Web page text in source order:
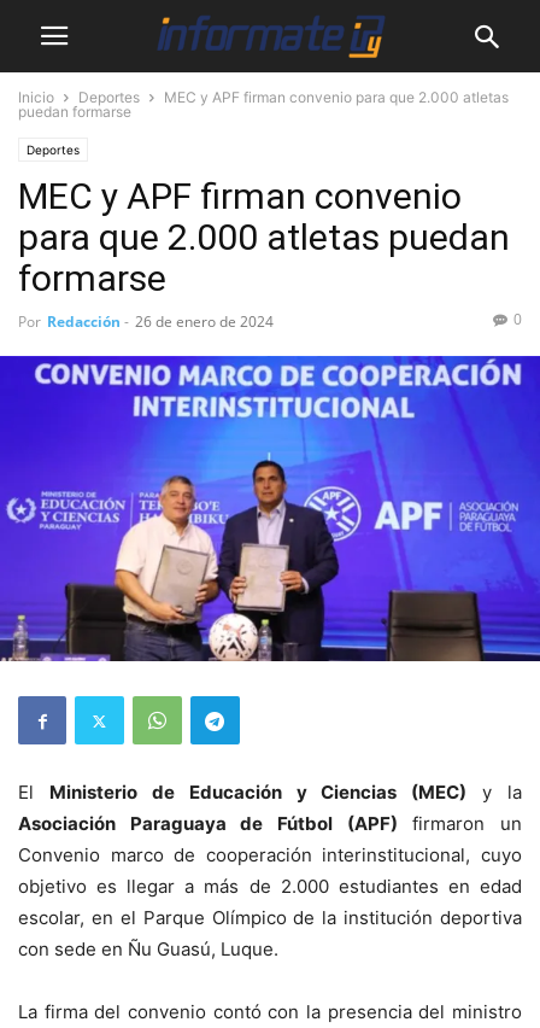
Inicio Deportes
MEC y APF firman convenio para que 2.000 atletas
puedan formarse
Deportes
MEC y APF firman convenio
para que 2.000 atletas puedan
formarse
Por Redacción - 26 de enero de 2024 0
El Ministerio de Educación y Ciencias (MEC) y la
Asociación Paraguaya de Fútbol (APF) firmaron un
Convenio marco de cooperación interinstitucional, cuyo
objetivo es llegar a más de 2.000 estudiantes en edad
escolar, en el Parque Olímpico de la institución deportiva
con sede en Ñu Guasú, Luque.
La firma del convenio contó con la presencia del ministro